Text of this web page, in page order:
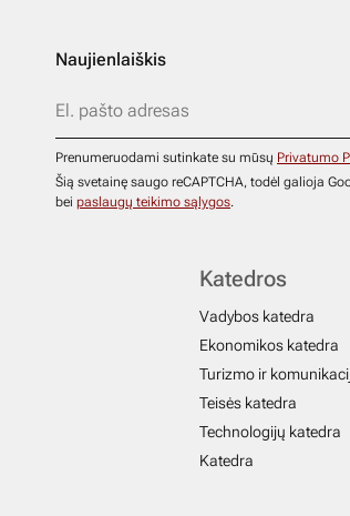
Naujienlaiškis
Prenumeruodami sutinkate su mūsų Privatumo
Šią svetainę saugo reCAPTCHA, todėl galioja
bei paslaugų teikimo sąlygos.
Katedros
Vadybos katedra
Ekonomikos katedra
Turizmo ir
Teisės katedra
Technologijų katedra
Katedra